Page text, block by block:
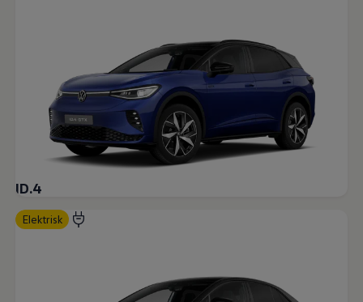
ID.4
Elektrisk